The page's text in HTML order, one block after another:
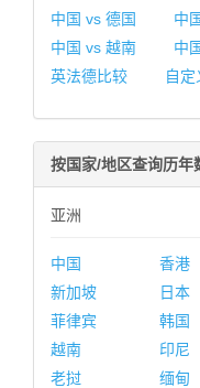
中国 vs 德国
中
中国 vs 越南
中
英法德比较
自定
按国家/地区查询历年
亚洲
中国 香港
新加坡
日本
菲律宾
韩国
越南
印尼
老挝
缅甸